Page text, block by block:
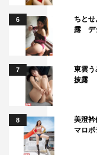
6
ちと
露 デ
7
東雲う
披露
8
美澄衿
マロ